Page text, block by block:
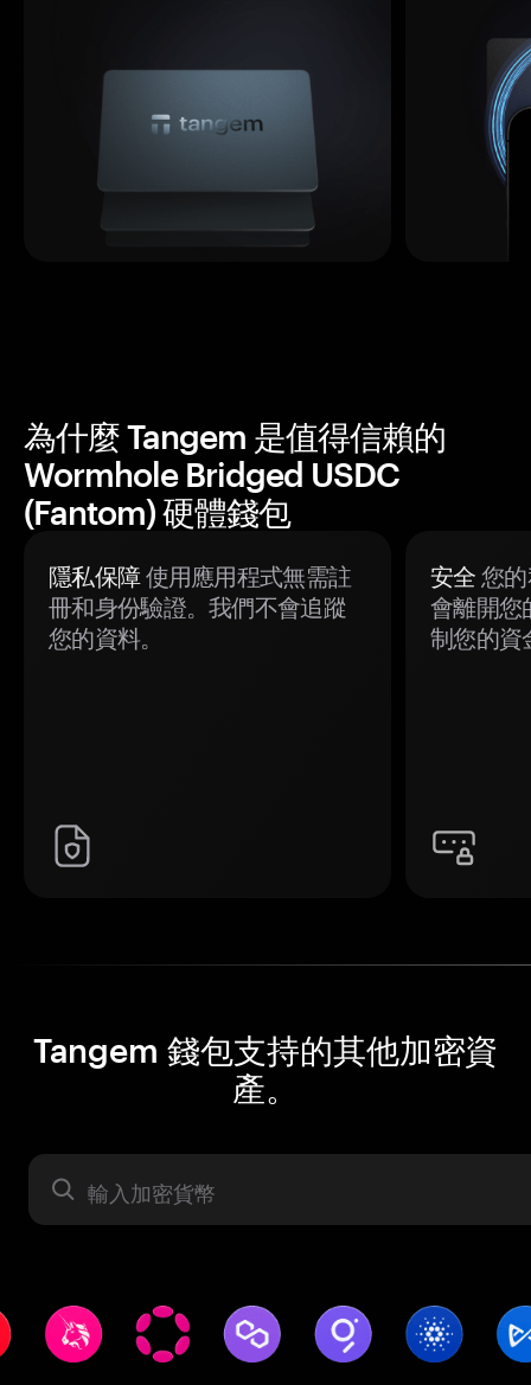
為什麼 Tangem 是值得信賴的
Wormhole Bridged USDC
(Fantom) 硬體錢包
隱私保障使用應用程式無需註
冊和身份驗證。我們不會追蹤
您的資料。
安全 您
會離開您
制您的資
Tangem 錢包支持的其他加密資
產。
資產